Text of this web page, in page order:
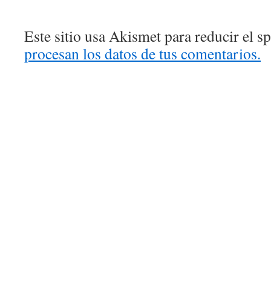
Este sitio usa Akismet para reducir el
procesan los datos de tus comentarios.